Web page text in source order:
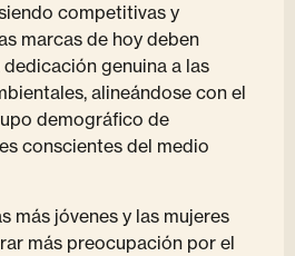
competitivas y
marcas de hoy deben
genuina a las
alineándose con el
demográfico de
conscientes del medio
más jóvenes y las mujeres
más preocupación por el